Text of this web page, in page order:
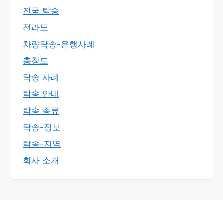
전국 탁송
전라도
차량탁송-운행사례
충청도
탁송 사례
탁송 안내
탁송 종류
탁송-정보
탁송-지역
회사 소개